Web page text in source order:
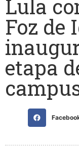
Lula
Foz de
etapa